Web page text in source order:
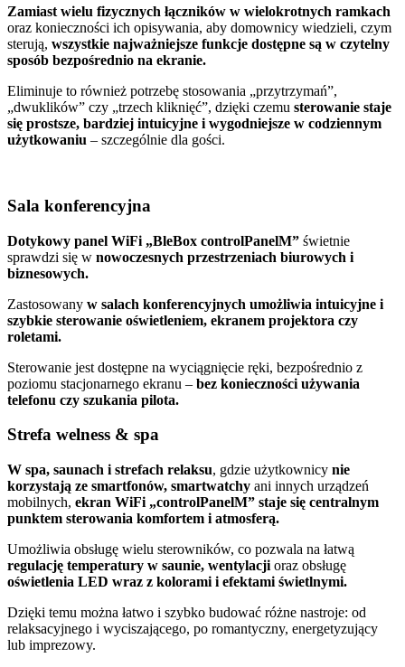
Zamiast wielu fizycznych łączników w wielokrotnych ramkach
oraz konieczności ich opisywania, aby domownicy wiedzieli, czym
sterują, wszystkie najważniejsze funkcje dostępne są w czytelny
sposób bezpośrednio na ekranie.
Eliminuje to również potrzebę stosowania „przytrzymań”,
„dwuklików” czy „trzech kliknięć”, dzięki czemu sterowanie staje
się prostsze, bardziej intuicyjne i wygodniejsze w codziennym
użytkowaniu – szczególnie dla gości.
Sala konferencyjna
Dotykowy panel WiFi „BleBox controlPanelM” świetnie
sprawdzi się w nowoczesnych przestrzeniach biurowych i
biznesowych.
Zastosowany w salach konferencyjnych umożliwia intuicyjne i
szybkie sterowanie oświetleniem, ekranem projektora czy
roletami.
Sterowanie jest dostępne na wyciągnięcie ręki, bezpośrednio z
poziomu stacjonarnego ekranu – bez konieczności używania
telefonu czy szukania pilota.
Strefa welness & spa
W spa, saunach i strefach relaksu, gdzie użytkownicy nie
korzystają ze smartfonów, smartwatchy ani innych urządzeń
mobilnych, ekran WiFi „controlPanelM” staje się centralnym
punktem sterowania komfortem i atmosferą.
Umożliwia obsługę wielu sterowników, co pozwala na łatwą
regulację temperatury w saunie, wentylacji oraz obsługę
oświetlenia LED wraz z kolorami i efektami świetlnymi.
Dzięki temu można łatwo i szybko budować różne nastroje: od
relaksacyjnego i wyciszającego, po romantyczny, energetyzujący
lub imprezowy.